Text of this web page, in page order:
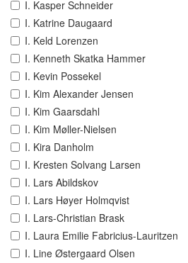
I. Kasper Schneider
I. Katrine Daugaard
I. Keld Lorenzen
I. Kenneth Skatka Hammer
I. Kevin Possekel
I. Kim Alexander Jensen
I. Kim Gaarsdahl
I. Kim Møller-Nielsen
I. Kira Danholm
I. Kresten Solvang Larsen
I. Lars Abildskov
I. Lars Høyer Holmqvist
I. Lars-Christian Brask
I. Laura Emilie Fabricius-Lauritzen
I. Line Østergaard Olsen